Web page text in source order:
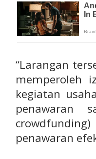
“Larangan
memperoleh
kegiatan
penawaran
penawaran